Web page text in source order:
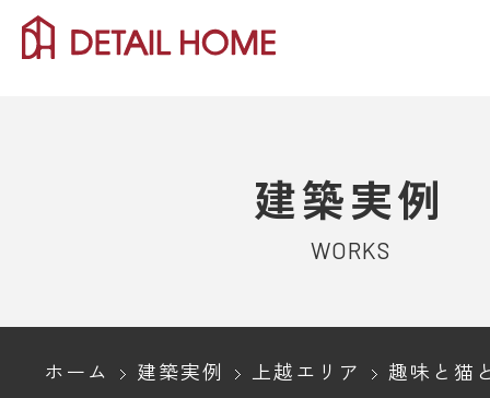
建築実例
WORKS
ホーム 建築実例 上越エリア 趣味と猫との暮